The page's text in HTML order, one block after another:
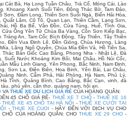
Cát Bà, Hạ Long Tuần Châu, Trà Cổ, Móng Cái, Lào
Khoang Xanh Suối Tiên, Động Thác Bờ, Tam Đảo,
Sơn, Đầm Long, Thiên Sơn Suối Ngà, Biển Hải Hòa,
Lâm, Cô Tô, Quan Lạn, Thiên Cầm, Lạng Sơn,
Hồ Ba Bể, Vân Đồn, Cửa Tùng, Huế, Tĩnh Gia,
Ông Yên Tử Chùa Ba Vàng, Côn Sơn Kiếp Bạc,
An, Tam Cốc Bích Động, Tây Thiên, Tây Thiên
Đền Vua Đinh Lê, Đền Gióng, Chùa Hương, Làng
Lăng Ngô Quyền, Chùa Mía Đền Và, Hồ Tiên Sa,
Bản Giốc Cao Bằng, Phong Nha - Nhật Lệ, Đà
Suối Nước Khoáng Kim Bôi, Mai Châu, Hồ Núi Cốc,
Mẫu Linh Giang, Yên Phong, Bắc Ninh, Nam Định,
Sơn La, Điện Biên, Hoa Binh, Yên Bái, Lai Châu,
Ninh, Cẩm Phả, Hải Phòng, Hà Nam, Phủ Lý,
Tĩnh, Quảng Bình, Cao Bằng, Bắc Cạn, vinh, đà
phú yên, cần thơ, quảng nam, hội an.
VA THUÊ XE DU LỊCH GIÁ RẺ CỦA HOÀNG QUÂN:
45 CHỖ GIÁ RẺ- THUÊ XE 7 CHỖ- THUÊ XE 16
THUÊ XE 45 CHỖ TẠI HÀ NỘI -THUÊ XE CƯỚI TẠI
-THUE XE CUOI - HÃY ĐẾN VỚI DỊCH VỤ CHO
CỦA HOÀNG QUÂN: CHOTHUE XE 29 CHO-